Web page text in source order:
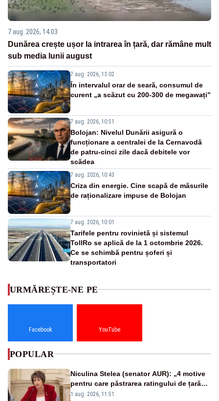
7 aug. 2026, 14:03
Dunărea crește ușor la intrarea în țară, dar rămâne mult
sub media lunii august
7 aug. 2026, 13:02
În intervalul orar de seară, consumul de
curent „a scăzut cu 200-300 de megawați”
7 aug. 2026, 10:51
Bolojan: Nivelul Dunării asigură o
funcționare a centralei de la Cernavodă
de patru-cinci zile dacă debitele vor
scădea
7 aug. 2026, 10:43
Criza din energie. Cine scapă de măsurile
de raționalizare impuse de Bolojan
7 aug. 2026, 10:01
Tarifele pentru rovinietă și sistemul
TollRo se aplică de la 1 octombrie 2026.
Ce se schimbă pentru șoferi și
transportatori
URMĂREȘTE-NE PE
Facebook YouTube
POPULAR
Niculina Stelea (senator AUR): „4 motive
pentru care păstrarea ratingului de țară
nu este o reușită pentru Guvernul
1 aug. 2026, 11:51